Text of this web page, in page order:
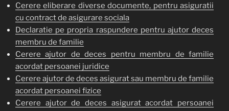
Cerere eliberare diverse documente, pentru asiguratii
cu contract de asigurare sociala
Declaratie pe propria raspundere pentru ajutor deces
membru de familie
Cerere ajutor de deces pentru membru de familie
acordat persoanei juridice
Cerere ajutor de deces asigurat sau membru de familie
acordat persoanei fizice
Cerere ajutor de deces asigurat acordat persoanei